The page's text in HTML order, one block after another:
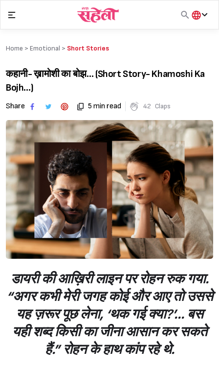
content
हिंदी
Home > Emotional > Short Stories
कहानी- ख़ामोशी का‌ बोझ… (Short Story- Khamoshi Ka
Bojh…)
Share 5 min read 42 Claps
डायरी की आख़िरी लाइन पर रोहन रुक गया.
“अगर कभी मेरी जगह कोई और आए तो उससे
यह ज़रूर पूछ लेना, ‘थक गई क्या?’... बस
यही शब्द किसी का जीना आसान कर सकते
हैं.” रोहन के हाथ कांप रहे थे.